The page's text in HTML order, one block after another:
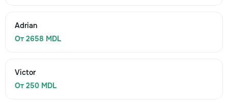
Adrian
От 2658 MDL
Victor
От 250 MDL